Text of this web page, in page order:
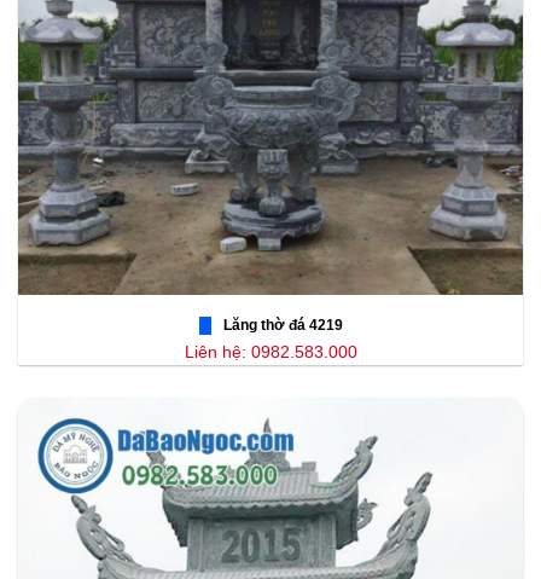
Lăng thờ đá 4219
Liên hệ: 0982.583.000